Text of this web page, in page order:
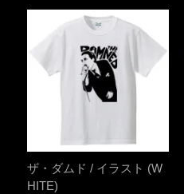
ザ・ダムド / イラスト (W
HITE)